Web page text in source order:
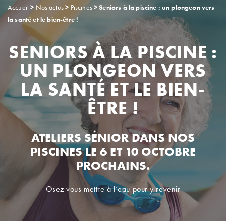
ENTREPRENDRE & INVESTIR
RDV Justice Replay des conseils Newsletters
Contactez-nous Intranet
Accueil > Nos actus> Piscines>Seniors à la piscine : un plongeon vers
la santé et le bien-être !
SENIORS À LA PISCINE :
UN PLONGEON VERS
LA SANTÉ ET LE BIEN-
ÊTRE !
ATELIERS SÉNIOR DANS NOS
PISCINES LE 6 ET 10 OCTOBRE
PROCHAINS.
Osez vous mettre à l’eau pour y revenir